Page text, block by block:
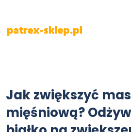
Jak zwiększyć
mięśniową?